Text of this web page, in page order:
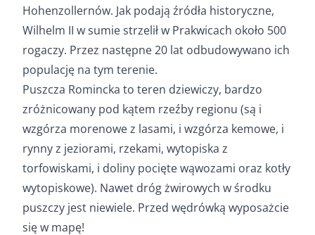
Hohenzollernów. Jak podają źródła historyczne,
Wilhelm II w sumie strzelił w Prakwicach około 500
rogaczy. Przez następne 20 lat odbudowywano ich
populację na tym terenie.
Puszcza Romincka to teren dziewiczy, bardzo
zróżnicowany pod kątem rzeźby regionu (są i
wzgórza morenowe z lasami, i wzgórza kemowe, i
rynny z jeziorami, rzekami, wytopiska z
torfowiskami, i doliny pocięte wąwozami oraz kotły
wytopiskowe). Nawet dróg żwirowych w środku
puszczy jest niewiele. Przed wędrówką wyposażcie
się w mapę!